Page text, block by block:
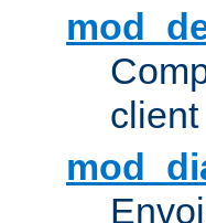
client